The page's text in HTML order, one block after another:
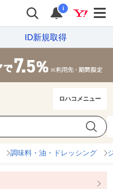
i
ID新規取得
ロハコメニュー
調味料・油・ドレッシング